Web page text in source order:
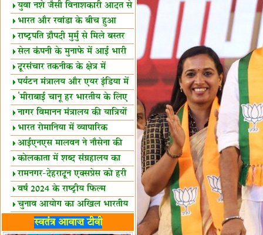
रिश्ता गहरा'
युवा नशे जैसी विनाशकारी आदत से
दूर रहें-मोदी
भारत और रवांडा के बीच हुआ
व्यापार विस्तार
राष्ट्रपति द्रौपदी मुर्मु से मिले बस्तर
के प्रतिनिधि
सेल कंपनी के मुनाफे में आई भारी
उछाल!
दूरसंचार तकनीक के क्षेत्र में
उत्कृष्टता पुरस्कार
पर्यटन मंत्रालय और एयर इंडिया में
समझौता
'मीराबाई चानू हर भारतीय के लिए
प्रेरणा'
नागर विमानन मंत्रालय की यात्रियों
को सलाह
भारत रोमानिया में व्यापारिक
साझेदारियां
आईएनएस मालवन ने नौसेना की
ताकत बढ़ाई
कोलकाता में शब्द संग्रहालय का
उद्घाटन
रामनगर-देहरादून एक्सप्रेस को हरी
झंडीवर्ष 2024 के राष्ट्रीय फिल्म
पुरस्कारों की घोषणा
चुनाव आयोग का अखिल भारतीय
मीडिया सम्मेलन
भारत में केवड़े का अस्तित्‍व 24
स्वतंत्र आवाज़ टीवी